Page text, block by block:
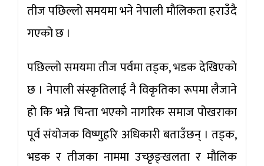
तीज पछिल्लो समयमा भने नेपाली माैलिकता हराउँदै
गएको छ ।
पछिल्लाे समयमा तीज पर्वमा तड्क, भडक देखिएकाे
छ । नेपाली संस्कृतिलाई नै विकृतिका रूपमा लैजाने
हाे कि भन्ने चिन्ता भएकाे नागरिक समाज पोखराका
पूर्व संयोजक विष्णुहरि अधिकारी बताउँछन् । तड्क,
भडक र तीजका नाममा उच्छृङ्खलता र मौलिक